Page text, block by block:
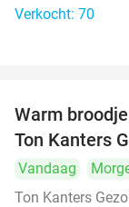
Verkocht: 70
Warm
Ton Kanters
Vandaag
Ton Kanters